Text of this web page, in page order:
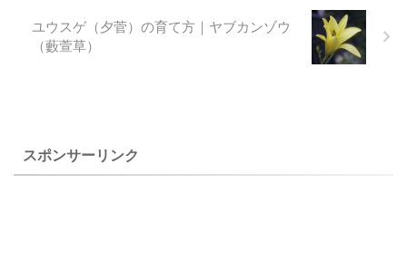
して４年の歳月が過ぎて、や
っと出会えた花ですが、この
だと思われます。 １㎝程度の
輝くような白い漏斗状の花を
たくさんつけて、とても素敵
な植物です。 上のカンパニュ
ユウスゲ（夕菅）の育て方｜ヤブカンゾウ
（藪萱草）
スポンサーリンク